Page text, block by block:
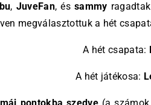
, JuveFan, éssammy
megválasztottuk a hét
A hét csapata:
A hét játékosa: